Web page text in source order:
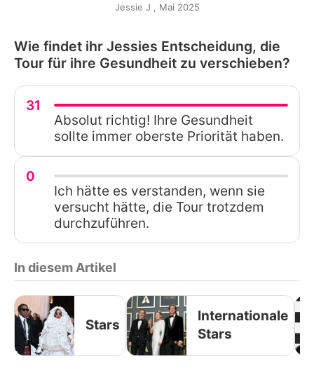
Jessie J , Mai 2025
Wie findet ihr Jessies Entscheidung, die
Tour für ihre Gesundheit zu verschieben?
31
Absolut richtig! Ihre Gesundheit
sollte immer oberste Priorität haben.
0
Ich hätte es verstanden, wenn sie
versucht hätte, die Tour trotzdem
durchzuführen.
In diesem Artikel
Stars
Internationale
Stars